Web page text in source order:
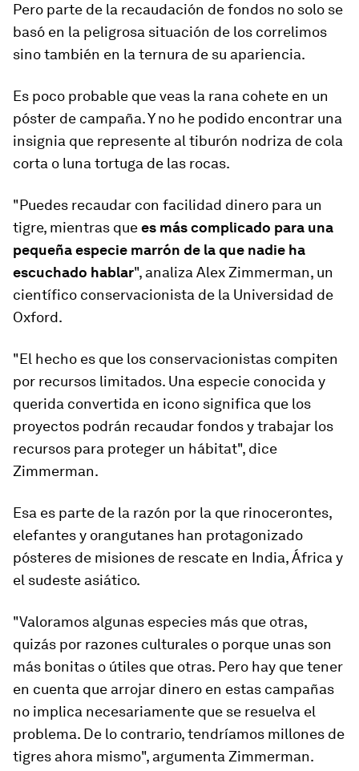
Pero parte de la recaudación de fondos no solo se
basó en la peligrosa situación de los correlimos
sino también en la ternura de su apariencia.
Es poco probable que veas la rana cohete en un
póster de campaña. Y no he podido encontrar una
insignia que represente al tiburón nodriza de cola
corta o luna tortuga de las rocas.
"Puedes recaudar con facilidad dinero para un
tigre, mientras quees más complicado para una
pequeña especie marrón de la que nadie ha
escuchado hablar", analiza Alex Zimmerman, un
científico conservacionista de la Universidad de
Oxford.
"El hecho es que los conservacionistas compiten
por recursos limitados. Una especie conocida y
querida convertida en icono significa que los
proyectos podrán recaudar fondos y trabajar los
recursos para proteger un hábitat", dice
Zimmerman.
Esa es parte de la razón por la que rinocerontes,
elefantes y orangutanes han protagonizado
pósteres de misiones de rescate en India, África y
el sudeste asiático.
"Valoramos algunas especies más que otras,
quizás por razones culturales o porque unas son
más bonitas o útiles que otras. Pero hay que tener
en cuenta que arrojar dinero en estas campañas
no implica necesariamente que se resuelva el
problema. De lo contrario, tendríamos millones de
tigres ahora mismo", argumenta Zimmerman.